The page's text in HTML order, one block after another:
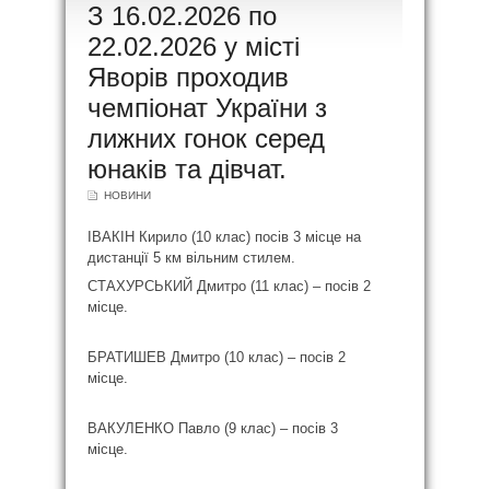
20
З 16.02.2026 по
22.02.2026 у місті
Яворів проходив
чемпіонат України з
лижних гонок серед
юнаків та дівчат.
НОВИНИ
ІВАКІН Кирило (10 клас) посів 3 місце на
дистанції 5 км вільним стилем.
СТАХУРСЬКИЙ Дмитро (11 клас) – посів 2
місце.
БРАТИШЕВ Дмитро (10 клас) – посів 2
місце.
ВАКУЛЕНКО Павло (9 клас) – посів 3
місце.